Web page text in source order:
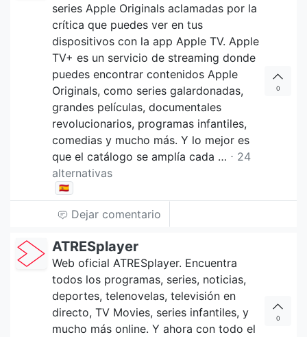
series Apple Originals aclamadas por la
crítica que puedes ver en tus
dispositivos con la app Apple TV. Apple
TV+ es un servicio de streaming donde
puedes encontrar contenidos Apple
Originals, como series galardonadas,
grandes películas, documentales
revolucio­narios, programas infantiles,
comedias y mucho más. Y lo mejor es
que el catálogo se amplía cada … ⋅ 24
alternativas
🇪🇸
0
Dejar comentario
ATRESplayer
Web oficial ATRESplayer. Encuentra
todos los programas, series, noticias,
deportes, telenovelas, televisión en
directo, TV Movies, series infantiles, y
mucho más online. Y ahora con todo el
0